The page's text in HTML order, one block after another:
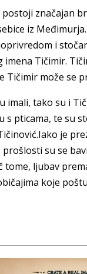
značajan
iz
i
Tičimir.
Tičimir može se
imali, tako su i
pticama, te su
je
su se
ljubav
koje